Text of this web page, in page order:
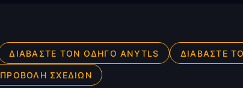
ΔΙΑΒΆΣΤΕ ΤΟΝ ΟΔΗΓΌ ANYTLS ΔΙΑΒΆΣΤΕ
ΠΡΟΒΟΛΉ ΣΧΕΔΊΩΝ